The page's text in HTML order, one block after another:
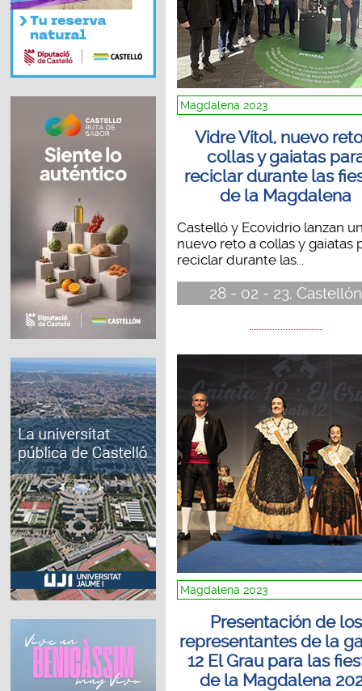
Magdalena 2023
Vidre Vítol, nuevo
collas y gaiatas
reciclar durante las
de la Magdalena
Castelló y Ecovidrio lanzan
nuevo reto a collas y gaiatas
reciclar durante las...
28 - 02 - 23, Castellón
Magdalena 2023
Presentación de los
representantes de la
12 El Grau para las
de la Magdalena